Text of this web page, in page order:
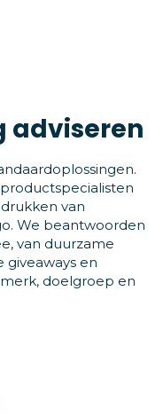
adviseren
van
We beantwoorden
van duurzame
en
doelgroep en